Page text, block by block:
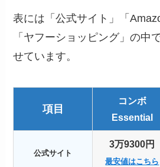
表には「公式サイト」「
「ヤフーショッピング」の中
せています。
項目
コンボ
Essential
公式サイト
3万9300円
最安値はこちら